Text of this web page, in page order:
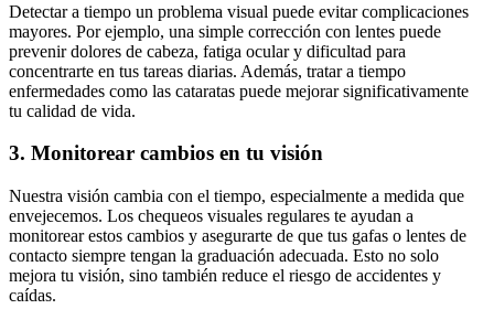
Detectar a tiempo un problema visual puede evitar complicaciones
mayores. Por ejemplo, una simple corrección con lentes puede
prevenir dolores de cabeza, fatiga ocular y dificultad para
concentrarte en tus tareas diarias. Además, tratar a tiempo
enfermedades como las cataratas puede mejorar significativamente
tu calidad de vida.
3. Monitorear cambios en tu visión
Nuestra visión cambia con el tiempo, especialmente a medida que
envejecemos. Los chequeos visuales regulares te ayudan a
monitorear estos cambios y asegurarte de que tus gafas o lentes de
contacto siempre tengan la graduación adecuada. Esto no solo
mejora tu visión, sino también reduce el riesgo de accidentes y
caídas.